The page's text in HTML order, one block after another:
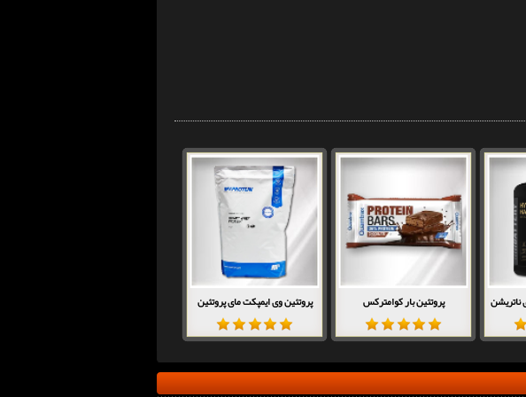
ناتریشن پروتئین بار کوامترکس پروتئین وی ایمپکت مای پروتئین